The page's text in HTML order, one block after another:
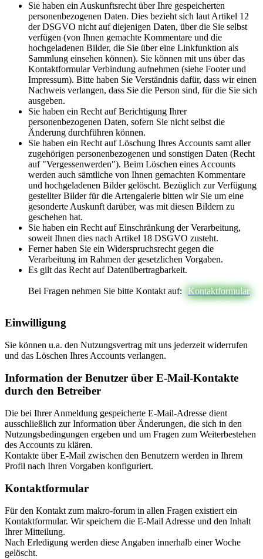
Sie haben ein Auskunftsrecht über Ihre gespeicherten
personenbezogenen Daten. Dies bezieht sich laut Artikel 12
der DSGVO nicht auf diejenigen Daten, über die Sie selbst
verfügen (von Ihnen gemachte Kommentare und die
hochgeladenen Bilder, die Sie über eine Linkfunktion als
Sammlung einsehen können). Sie können mit uns über das
Kontaktformular Verbindung aufnehmen (siehe Footer und
Impressum). Bitte haben Sie Verständnis dafür, dass wir einen
Nachweis verlangen, dass Sie die Person sind, für die Sie sich
ausgeben.
Sie haben ein Recht auf Berichtigung Ihrer
personenbezogenen Daten, sofern Sie nicht selbst die
Änderung durchführen können.
Sie haben ein Recht auf Löschung Ihres Accounts samt aller
zugehörigen personenbezogenen und sonstigen Daten (Recht
auf "Vergessenwerden"). Beim Löschen eines Accounts
werden auch sämtliche von Ihnen gemachten Kommentare
und hochgeladenen Bilder gelöscht. Bezüglich zur Verfügung
gestellter Bilder für die Artengalerie bitten wir Sie um eine
gesonderte Auskunft darüber, was mit diesen Bildern zu
geschehen hat.
Sie haben ein Recht auf Einschränkung der Verarbeitung,
soweit Ihnen dies nach Artikel 18 DSGVO zusteht.
Ferner haben Sie ein Widerspruchsrecht gegen die
Verarbeitung im Rahmen der gesetzlichen Vorgaben.
Es gilt das Recht auf Datenübertragbarkeit.
Bei Fragen nehmen Sie bitte Kontakt auf: Kontaktformular
Einwilligung
Sie können u.a. den Nutzungsvertrag mit uns jederzeit widerrufen
und das Löschen Ihres Accounts verlangen.
Information der Benutzer über E-Mail-Kontakte
durch den Betreiber
Die bei Ihrer Anmeldung gespeicherte E-Mail-Adresse dient
ausschließlich zur Information über Änderungen, die sich in den
Nutzungsbedingungen ergeben und um Fragen zum Weiterbestehen
des Accounts zu klären.
Kontakte über E-Mail zwischen den Benutzern werden in Ihrem
Profil nach Ihren Vorgaben konfiguriert.
Kontaktformular
Für den Kontakt zum makro-forum in allen Fragen existiert ein
Kontaktformular. Wir speichern die E-Mail Adresse und den Inhalt
Ihrer Mitteilung.
Nach Erledigung werden diese Angaben innerhalb einer Woche
gelöscht.